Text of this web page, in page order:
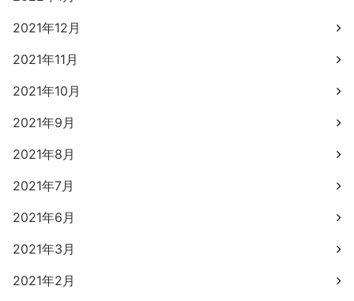
2021年12月
2021年11月
2021年10月
2021年9月
2021年8月
2021年7月
2021年6月
2021年3月
2021年2月